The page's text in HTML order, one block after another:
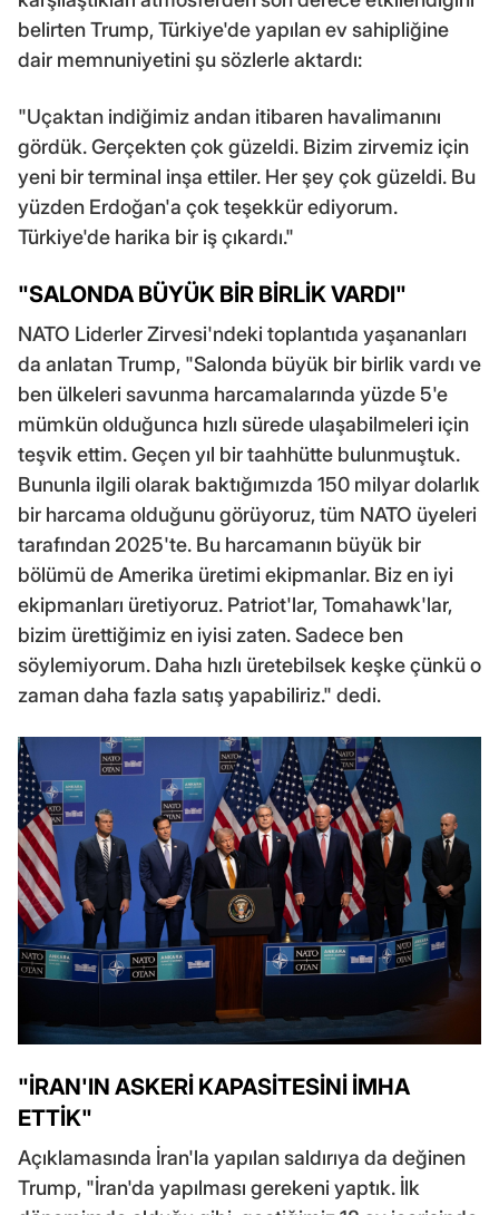
belirten Trump, Türkiye'de yapılan ev sahipliğine
dair memnuniyetini şu sözlerle aktardı:
"Uçaktan indiğimiz andan itibaren havalimanını
gördük. Gerçekten çok güzeldi. Bizim zirvemiz için
yeni bir terminal inşa ettiler. Her şey çok güzeldi. Bu
yüzden Erdoğan'a çok teşekkür ediyorum.
Türkiye'de harika bir iş çıkardı."
"SALONDA BÜYÜK BİR BİRLİK VARDI"
NATO Liderler Zirvesi'ndeki toplantıda yaşananları
da anlatan Trump, "Salonda büyük bir birlik vardı ve
ben ülkeleri savunma harcamalarında yüzde 5'e
mümkün olduğunca hızlı sürede ulaşabilmeleri için
teşvik ettim. Geçen yıl bir taahhütte bulunmuştuk.
Bununla ilgili olarak baktığımızda 150 milyar dolarlık
bir harcama olduğunu görüyoruz, tüm NATO üyeleri
tarafından 2025'te. Bu harcamanın büyük bir
bölümü de Amerika üretimi ekipmanlar. Biz en iyi
ekipmanları üretiyoruz. Patriot'lar, Tomahawk'lar,
bizim ürettiğimiz en iyisi zaten. Sadece ben
söylemiyorum. Daha hızlı üretebilsek keşke çünkü o
zaman daha fazla satış yapabiliriz." dedi.
"İRAN'IN ASKERİ KAPASİTESİNİ İMHA
ETTİK"
Açıklamasında İran'la yapılan saldırıya da değinen
Trump, "İran'da yapılması gerekeni yaptık. İlk